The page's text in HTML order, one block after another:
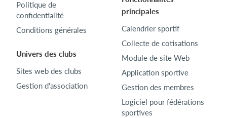
Politique de
confidentialité
Conditions générales
Univers des clubs
Sites web des clubs
Gestion d'association
principales
Calendrier sportif
Collecte de cotisations
Module de site Web
Application sportive
Gestion des membres
Logiciel pour fédérations
sportives